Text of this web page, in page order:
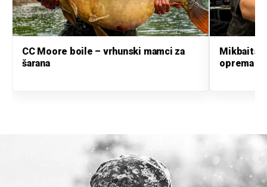
CC Moore boile – vrhunski mamci za
šarana
Mikbaits
oprema i